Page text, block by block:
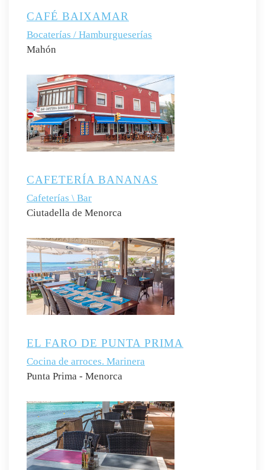
CAFÉ BAIXAMAR
Bocaterías / Hamburgueserías
Mahón
CAFETERÍA BANANAS
Cafeterías \ Bar
Ciutadella de Menorca
EL FARO DE PUNTA PRIMA
Cocina de arroces. Marinera
Punta Prima - Menorca